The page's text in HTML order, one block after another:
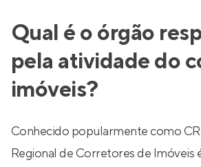
Qual é o órgão
pela atividade do
imóveis?
Conhecido popularmente como
Regional de Corretores de Imóveis